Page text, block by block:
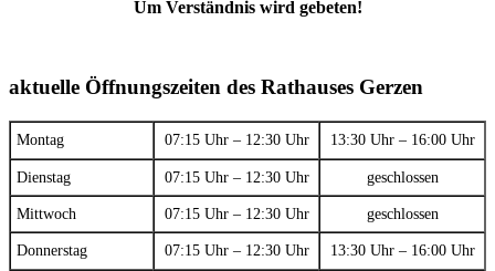
Um Verständnis wird gebeten!
aktuelle Öffnungszeiten des Rathauses Gerzen
Montag 07:15 Uhr – 12:30 Uhr 13:30 Uhr – 16:00 Uhr
Dienstag 07:15 Uhr – 12:30 Uhr geschlossen
Mittwoch 07:15 Uhr – 12:30 Uhr geschlossen
Donnerstag 07:15 Uhr – 12:30 Uhr 13:30 Uhr – 16:00 Uhr